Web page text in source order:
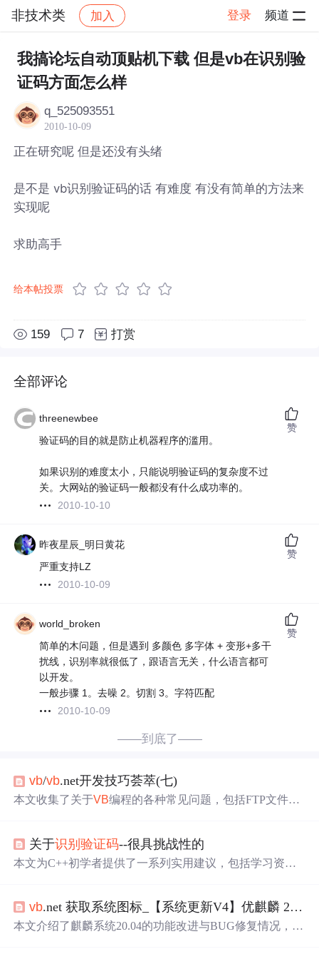
非技术类 加入 登录 频道
社区 非技术类 帖子详情
我搞论坛自动顶贴机下载 但是vb在识别验
证码方面怎么样
q_525093551
2010-10-09
正在研究呢 但是还没有头绪
是不是 vb识别验证码的话 有难度 有没有简单的方法来
实现呢
求助高手
给本帖投票
159 7 打赏
全部评论
threenewbee
验证码的目的就是防止机器程序的滥用。
如果识别的难度太小，只能说明验证码的复杂度不过
关。大网站的验证码一般都没有什么成功率的。
2010-10-10
赞
昨夜星辰_明日黄花
严重支持LZ
2010-10-09
赞
world_broken
简单的木问题，但是遇到 多颜色 多字体 + 变形+多干
扰线，识别率就很低了，跟语言无关，什么语言都可
以开发。
一般步骤 1。去噪 2。切割 3。字符匹配
2010-10-09
赞
——到底了——
vb/vb.net开发技巧荟萃(七)
本文收集了关于VB编程的各种常见问题，包括FTP文件下
DLL动态调用、数组去重、MIDI子窗体管理、端口转发工
具、VB与.NET交互、文本框赋值、日期差计算、串口通
关于识别验证码--很具挑战性的
本文为C++初学者提供了一系列实用建议，包括学习资源
vb.net 获取系统图标_【系统更新V4】优麒麟 20.04 LTS持续完善！优化高清屏支持，上架6款新应用！...
本文介绍了麒麟系统20.04的功能改进与BUG修复情况，涉